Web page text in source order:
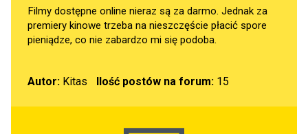
Filmy dostępne online nieraz są za darmo. Jednak za
premiery kinowe trzeba na nieszczęście płacić spore
pieniądze, co nie zabardzo mi się podoba.
Autor: Kitas Ilość postów na forum:15